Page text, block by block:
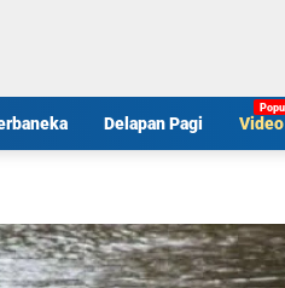
Delapan Pagi Video